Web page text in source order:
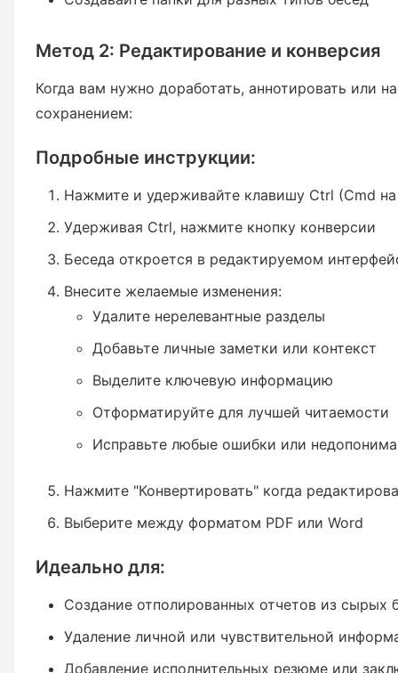
Метод 2: Редактирование и конверсия
Когда вам нужно доработать, аннотировать или
сохранением:
Подробные инструкции:
Нажмите и удерживайте клавишу Ctrl (Cmd
Удерживая Ctrl, нажмите кнопку конверсии
Беседа откроется в редактируемом
Внесите желаемые изменения:
Удалите нерелевантные разделы
Добавьте личные заметки или контекст
Выделите ключевую информацию
Отформатируйте для лучшей читаемости
Исправьте любые ошибки или
Нажмите "Конвертировать" когда
Выберите между форматом PDF или Word
Идеально для:
Создание отполированных отчетов из сырых
Удаление личной или чувствительной
Добавление исполнительных резюме или